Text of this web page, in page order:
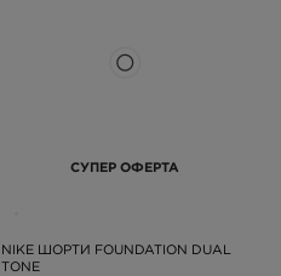
СУПЕР ОФЕРТА
NIKE ШОРТИ FOUNDATION DUAL
TONE